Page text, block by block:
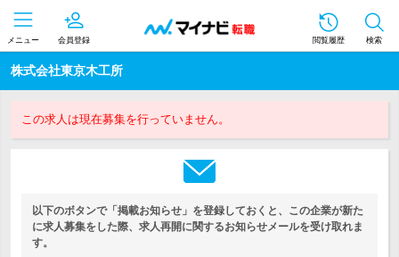
メニュー 会員登録 閲覧履歴 検索
株式会社東京木工所
この求人は現在募集を行っていません。
以下のボタンで「掲載お知らせ」を登録しておくと、この企業が新た
に求人募集をした際、求人再開に関するお知らせメールを受け取れま
す。